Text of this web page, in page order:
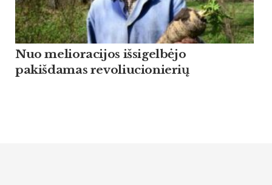
Nuo melioracijos išsigelbėjo
pakišdamas revoliucionierių